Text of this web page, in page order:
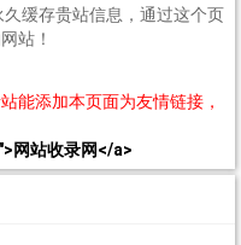
缓存贵站信息，通过这个页
站！
能添加本页面为友情链接，
网站收录网</a>